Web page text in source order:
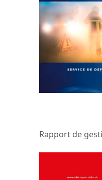
Rapport de